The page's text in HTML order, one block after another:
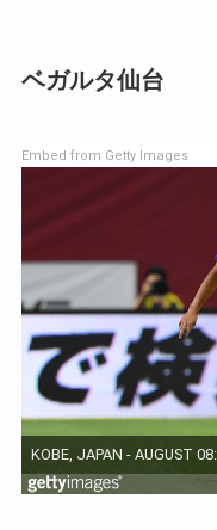
ベガルタ仙台
Embed from Getty Images